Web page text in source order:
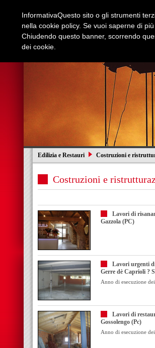
Edilizia e Restauri Costruzioni e
Costruzioni e
Lavori di
Gazzola (PC)
Lavori urgenti
Gerre dè Caprioli ?
Anno di esecuzione
Lavori di
Gossolengo (Pc)
Anno di esecuzione
InformativaQuesto sito o gli strumenti
nella cookie policy. Se vuoi saperne di
Chiudendo questo banner, scorrendo
dei cookie.